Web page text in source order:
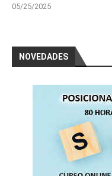
05/25/2025
NOVEDADES